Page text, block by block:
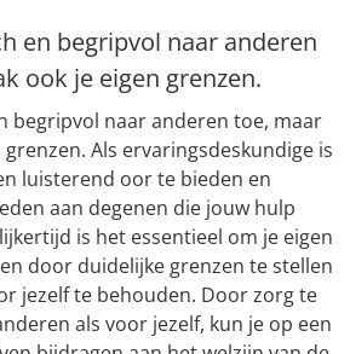
en begripvol naar anderen
ook je eigen grenzen.
begripvol naar anderen toe, maar
Als ervaringsdeskundige is
luisterend oor te bieden en
aan degenen die jouw hulp
is het essentieel om je eigen
door duidelijke grenzen te stellen
jezelf te behouden. Door zorg te
als voor jezelf, kun je op een